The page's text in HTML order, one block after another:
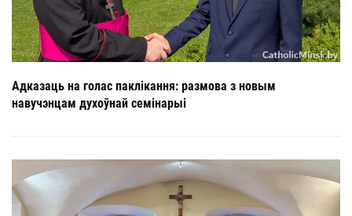
Адказаць на голас паклікання: размова з новым
навучэнцам духоўнай семінарыі